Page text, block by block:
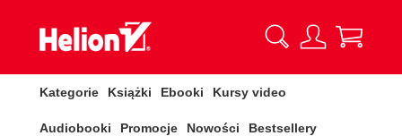
Kategorie Książki Ebooki Kursy video
Audiobooki Promocje Nowości Bestsellery